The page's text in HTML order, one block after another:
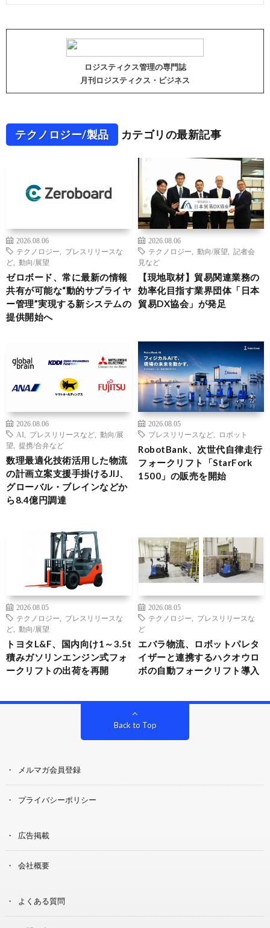
ロジスティクス管理の専門誌
月刊ロジスティクス・ビジネス
テクノロジー/製品 カテゴリの最新記事
2026.08.06
テクノロジー
プレスリリースな
ど
動向/展望
ゼロボード、常に最新の情報
共有が可能な“動的サプライヤ
ー管理”実現する新システムの
提供開始へ
2026.08.06
テクノロジー
動向/展望
記者会
見など
【現地取材】貿易関連業務の
効率化目指す業界団体「日本
貿易DX協会」が発足
2026.08.06
AI
プレスリリースなど
動向/展
望
提携/合弁など
数理最適化技術活用した物流
の計画立案支援手掛けるJIJ、
グローバル・ブレインなどか
ら8.4億円調達
2026.08.05
プレスリリースなど
ロボット
RobotBank、次世代自律走行
フォークリフト「StarFork
1500」の販売を開始
2026.08.05
テクノロジー
プレスリリースな
ど
動向/展望
トヨタL&F、国内向け1～3.5t
積みガソリンエンジン式フォ
ークリフトの出荷を再開
2026.08.05
テクノロジー
プレスリリースな
ど
エバラ物流、ロボットパレタ
イザーと連携するハクオウロ
ボの自動フォークリフト導入
Back to Top
メルマガ会員登録
プライバシーポリシー
広告掲載
会社概要
よくある質問